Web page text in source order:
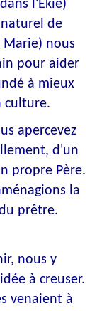
l'Ekié)
naturel de
Marie) nous
pour aider
à mieux
culture.
apercevez
d'un
propre Père.
la
prêtre.
nous y
à creuser.
venaient à